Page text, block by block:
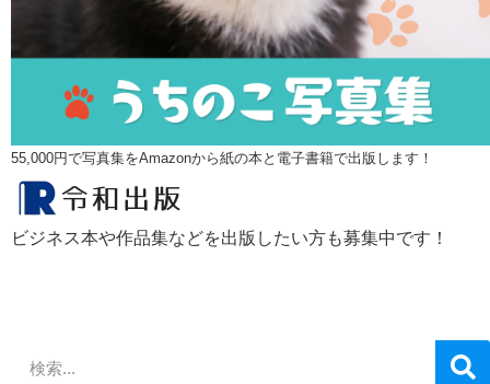
55,000円で写真集をAmazonから紙の本と電子書籍で出版します！
ビジネス本や作品集などを出版したい方も募集中です！